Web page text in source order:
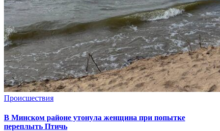
Происшествия
В Минском районе утонула женщина при попытке
переплыть Птичь